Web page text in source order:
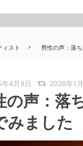
ィスト 男性の声：落
4月9日 2026年1
の声：落
みました